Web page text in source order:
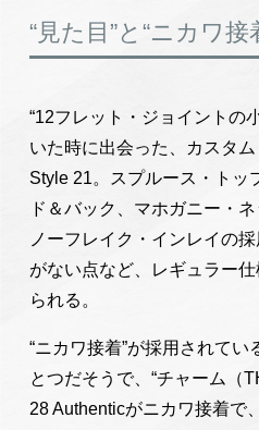
“見た目”と“ニカワ
“12フレット・ジョイントの
いた時に出会った、カスタ
Style 21。スプルース・トッ
ド＆バック、マホガニー・
ノーフレイク・インレイの
がない点など、レギュラー
られる。
“ニカワ接着”が採用されて
とつだそうで、“チャーム（
28 Authenticがニカワ接着で